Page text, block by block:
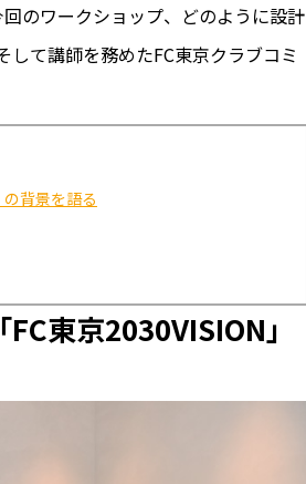
のワークショップ、どのように設計
て講師を務めたFC東京クラブコミ
背景を語る
東京2030VISION」